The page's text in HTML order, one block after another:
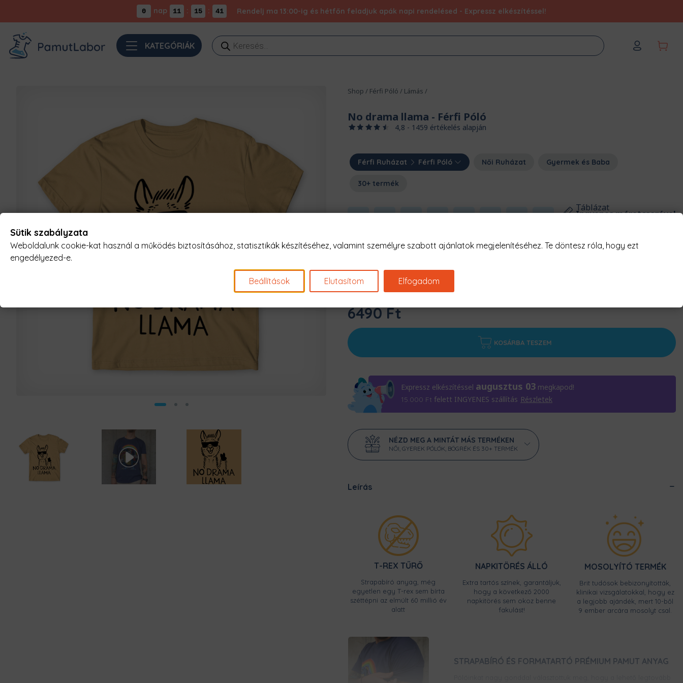
0 nap 11 : 15 : 40 Rendelj ma 13:00-ig és hétfőn feladjuk apák napi rendelésed - Expressz elkészítéssel!
KATEGÓRIÁK
Products
search
Shop / Férfi Póló / Lámás /
No drama llama - Férfi Póló
4,8 - 1459 értékelés alapján
Férfi Ruházat Férfi Póló Női Ruházat Gyermek és Baba
30+ termék
Táblázat
Ingyenes méretcserével
S M L XL 2XL 3XL 4XL 5XL
6490 Ft
KOSÁRBA TESZEM
Expressz elkészítéssel augusztus 03 megkapod!
15.000 Ft felett INGYENES szállítás Részletek
NÉZD MEG A MINTÁT MÁS TERMÉKEN
NŐI, GYEREK PÓLÓK, BÖGRÉK ÉS 30+ TERMÉK
Leírás
T-REX TŰRŐ
Strapabíró anyag, még
egyetlen egy T-rex sem bírta
széttépni az elmúlt 60 millió év
alatt
NAPKITÖRÉS ÁLLÓ
Extra tartós színek, garantáljuk,
hogy a következő 2000
napkitörés sem okoz benne
fakulást!
MOSOLYÍTÓ TERMÉK
Brit tudósok bebizonyították,
klinikai vizsgálatokkal, hogy ez
a legjobb ajándék, mert 10-ből
9 ember arcára mosolyt csal.
STRAPABÍRÓ ÉS FORMATARTÓ PRÉMIUM PAMUT ANYAG
Sütik szabályzata
Weboldalunk cookie-kat használ a működés biztosításához, statisztikák készítéséhez, valamint személyre szabott ajánlatok megjelenítéséhez. Te döntesz róla, hogy ezt
engedélyezed-e.
Beállítások Elutasítom Elfogadom